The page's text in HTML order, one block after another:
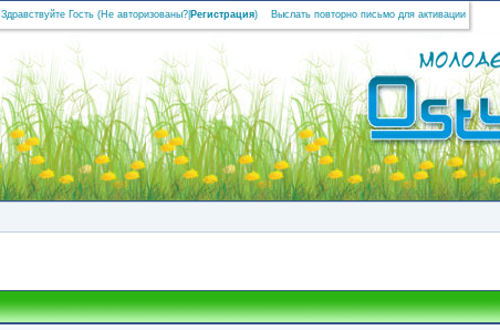
Здравствуйте Гость (Не авторизованы? Регистрация) Выслать повторно письмо для активации